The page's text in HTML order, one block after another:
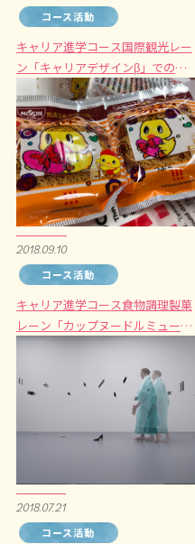
コース活動
キャリア進学コース国際観光レー
ン「キャリアデザインβ」での授
業の様子
2018.09.10
コース活動
キャリア進学コース食物調理製菓
レーン「カップヌードルミュージ
アム」学外授業の様子
2018.07.21
コース活動